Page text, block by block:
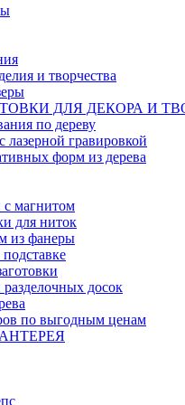
и творчества
ДЛЯ ДЕКОРА И
по дереву
гравировкой
форм из дерева
с магнитом
для ниток
из фанеры
досок
по выгодным ценам